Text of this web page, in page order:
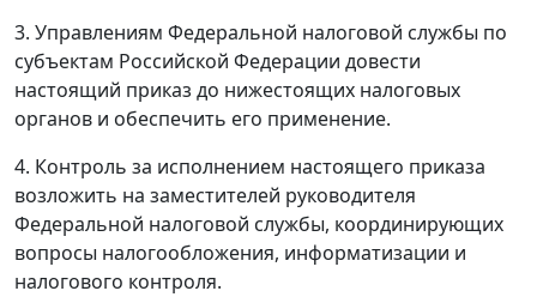
3. Управлениям Федеральной налоговой службы по
субъектам Российской Федерации довести
настоящий приказ до нижестоящих налоговых
органов и обеспечить его применение.
4. Контроль за исполнением настоящего приказа
возложить на заместителей руководителя
Федеральной налоговой службы, координирующих
вопросы налогообложения, информатизации и
налогового контроля.